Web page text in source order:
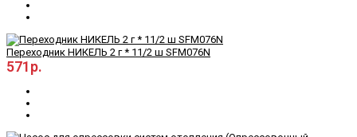
Переходник НИКЕЛЬ 2 г * 11/2 ш SFM076N
571р.